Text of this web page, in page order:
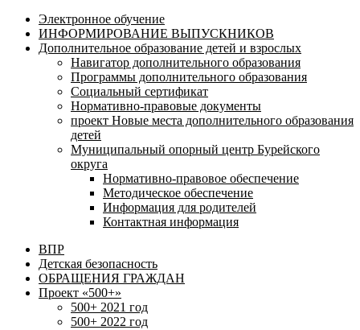
Электронное обучение
ИНФОРМИРОВАНИЕ ВЫПУСКНИКОВ
Дополнительное образование детей и взрослых
Навигатор дополнительного образования
Программы дополнительного образования
Социальный сертификат
Нормативно-правовые документы
проект Новые места дополнительного образования
детей
Муниципальный опорный центр Бурейского
округа
Нормативно-правовое обеспечение
Методическое обеспечение
Информация для родителей
Контактная информация
ВПР
Детская безопасность
ОБРАЩЕНИЯ ГРАЖДАН
Проект «500+»
500+ 2021 год
500+ 2022 год